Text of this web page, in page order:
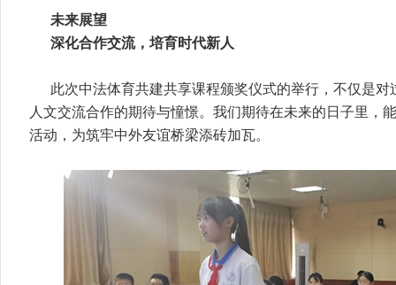
未来展望
深化合作交流，培育时代新人
此次中法体育共建共享课程颁奖仪式的举行，不仅是
人文交流合作的期待与憧憬。我们期待在未来的日子里，
活动，为筑牢中外友谊桥梁添砖加瓦。